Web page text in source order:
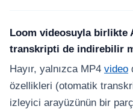
Loom videosuyla birlikte
transkripti de indirebilir
Hayır, yalnızca MP4 video
özellikleri (otomatik
izleyici arayüzünün bir